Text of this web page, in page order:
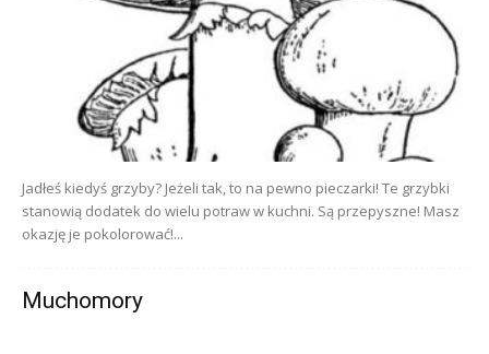
Jadłeś kiedyś grzyby? Jeżeli tak, to na pewno pieczarki! Te grzybki
stanowią dodatek do wielu potraw w kuchni. Są przepyszne! Masz
okazję je pokolorować!...
Muchomory